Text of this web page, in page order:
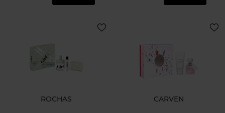
ROCHAS CARVEN